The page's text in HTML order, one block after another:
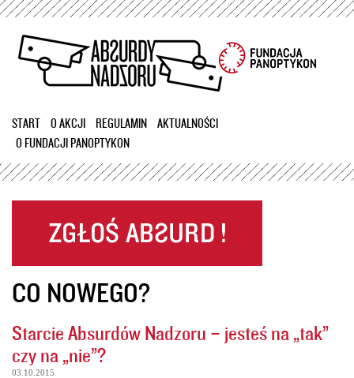
Przejdź
treści
START O AKCJI REGULAMIN
AKTUALNOŚCI
O FUNDACJI PANOPTYKON
CO NOWEGO?
Starcie Absurdów Nadzoru – jesteś na „tak”
czy na „nie”?
03.10.2015